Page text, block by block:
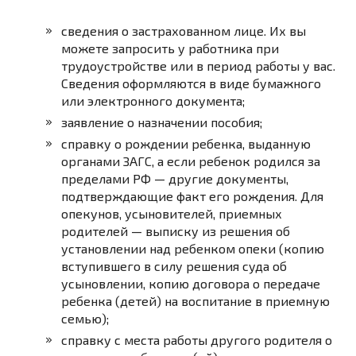
сведения о застрахованном лице. Их вы
можете запросить у работника при
трудоустройстве или в период работы у вас.
Сведения оформляются в виде бумажного
или электронного документа;
заявление о назначении пособия;
справку о рождении ребенка, выданную
органами ЗАГС, а если ребенок родился за
пределами РФ — другие документы,
подтверждающие факт его рождения. Для
опекунов, усыновителей, приемных
родителей — выписку из решения об
установлении над ребенком опеки (копию
вступившего в силу решения суда об
усыновлении, копию договора о передаче
ребенка (детей) на воспитание в приемную
семью);
справку с места работы другого родителя о